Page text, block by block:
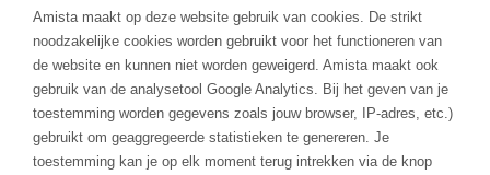
Amista maakt op deze website gebruik van cookies. De strikt
noodzakelijke cookies worden gebruikt voor het functioneren van
de website en kunnen niet worden geweigerd. Amista maakt ook
gebruik van de analysetool Google Analytics. Bij het geven van je
toestemming worden gegevens zoals jouw browser, IP-adres, etc.)
gebruikt om geaggregeerde statistieken te genereren. Je
toestemming kan je op elk moment terug intrekken via de knop